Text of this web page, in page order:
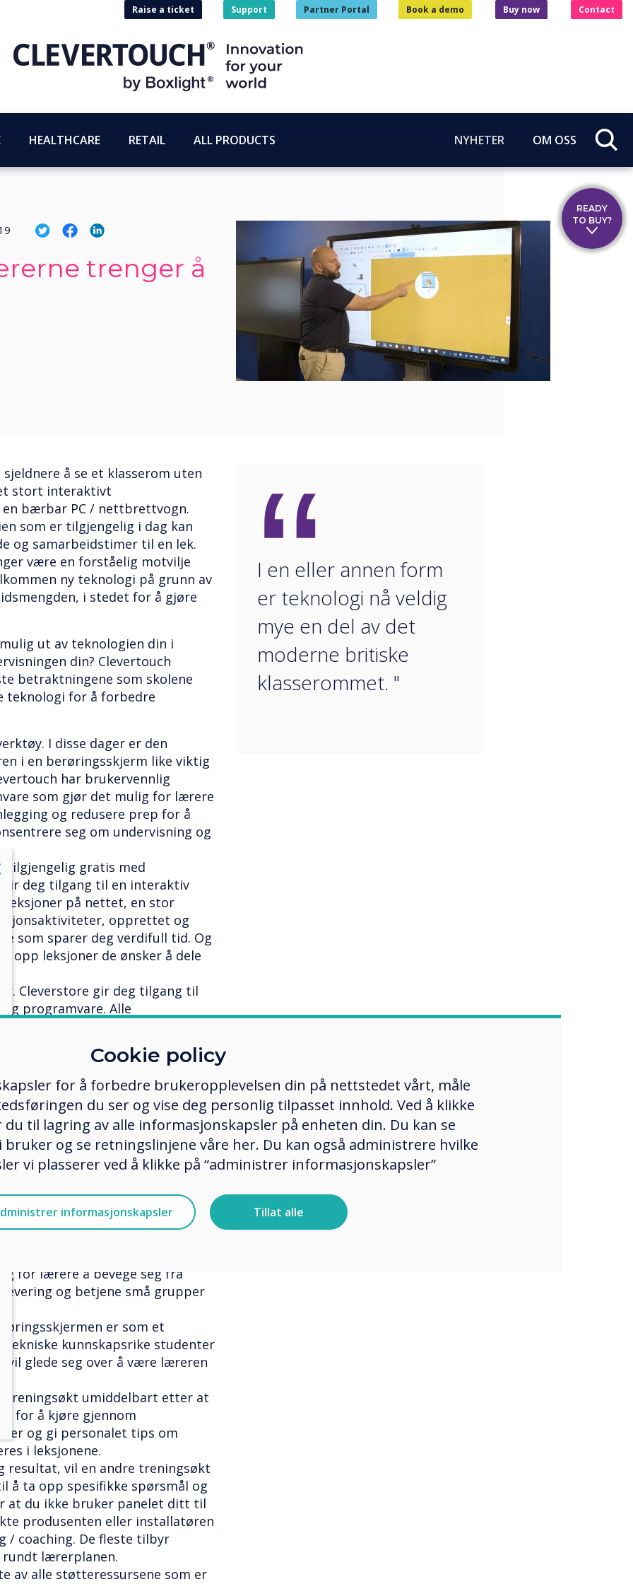
Raise a ticket Support Partner Portal Book a demo Buy now Contact
HEALTHCARE RETAIL ALL PRODUCTS NYHETER OM OSS
trenger å
å se et klasserom uten
stort interaktivt
bærbar PC / nettbrettvogn.
som er tilgjengelig i dag kan
og samarbeidstimer til en lek.
være en forståelig motvilje
ny teknologi på grunn av
i stedet for å gjøre
ut av teknologien din i
din? Clevertouch
betraktningene som skolene
teknologi for å forbedre
I disse dager er den
i en berøringsskjerm like viktig
har brukervennlig
som gjør det mulig for lærere
og redusere prep for å
seg om undervisning og
tilgjengelig gratis med
gir deg tilgang til en interaktiv
på nettet, en stor
opprettet og
som sparer deg verdifull tid. Og
opp leksjoner de ønsker å dele
Cleverstore gir deg tilgang til
programvare. Alle
kjøp gratis i appen og helt
av alt, helt gratis for
Lærere vil allerede ha filer på
de har laget gjennom
kunne få tilgang til dem på
som Clevertouch gjør det mulig
og vise nesten hvilken som helst
fra hvilken som helst enhet.
trådløs visualiser, og del
for lærere å bevege seg fra
levering og betjene små grupper
er som et
tekniske kunnskapsrike studenter
vil glede seg over å være læreren
treningsøkt umiddelbart etter at
for å kjøre gjennom
og gi personalet tips om
i leksjonene.
resultat, vil en andre treningsøkt
å ta opp spesifikke spørsmål og
at du ikke bruker panelet ditt til
produsenten eller installatøren
coaching. De fleste tilbyr
lærerplanen.
av alle støtteressursene som er
“
I en eller annen form
er teknologi nå veldig
mye en del av det
moderne britiske
klasserommet. "
READY
TO BUY?
Cookie policy
for å forbedre brukeropplevelsen din på nettstedet vårt, måle
du ser og vise deg personlig tilpasset innhold. Ved å klikke
du til lagring av alle informasjonskapsler på enheten din. Du kan se
og se retningslinjene våre her. Du kan også administrere hvilke
vi plasserer ved å klikke på “administrer informasjonskapsler”
informasjonskapsler Tillat alle